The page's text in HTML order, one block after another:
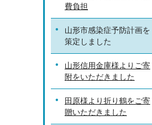
費負担
山形市感染症予防計画を
策定しました
山形信用金庫様よりご寄
附をいただきました
田原様より折り鶴をご寄
贈いただきました